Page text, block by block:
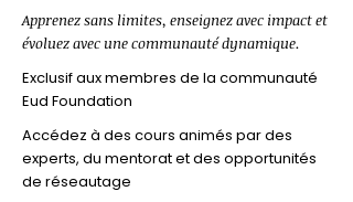
Apprenez sans limites, enseignez avec impact et
évoluez avec une communauté dynamique.
Exclusif aux membres de la communauté
Eud Foundation
Accédez à des cours animés par des
experts, du mentorat et des opportunités
de réseautage